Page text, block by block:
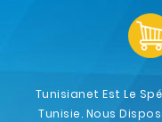
Tunisianet Est Le
Tunisie. Nous